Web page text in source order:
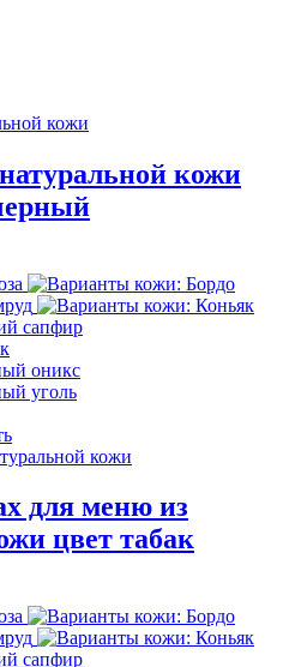
кожи
для меню из
цвет табак